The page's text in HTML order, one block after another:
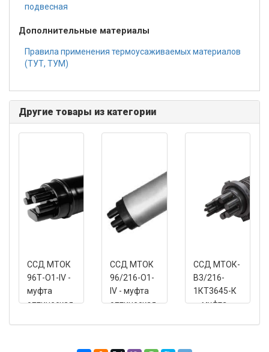
подвесная
Дополнительные материалы
Правила применения термоусаживаемых материалов
(ТУТ, ТУМ)
Другие товары из категории
ССД МТОК
96Т-О1-IV -
муфта
оптическая
ССД МТОК
96/216-О1-
IV - муфта
оптическая
ССД МТОК-
В3/216-
1КТ3645-К
— муфта